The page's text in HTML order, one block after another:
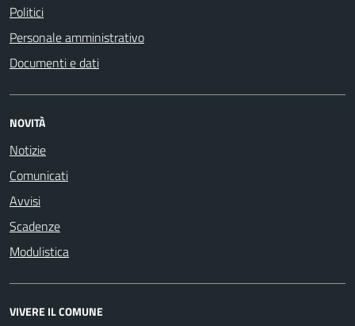
Politici
Personale amministrativo
Documenti e dati
NOVITÀ
Notizie
Comunicati
Avvisi
Scadenze
Modulistica
VIVERE IL COMUNE